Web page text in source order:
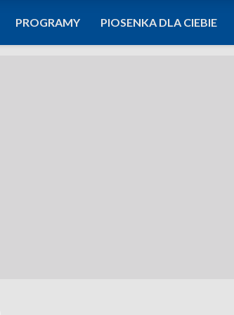
PROGRAMY PIOSENKA DLA CIEBIE